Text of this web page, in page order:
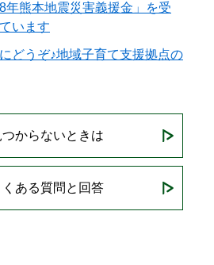
8年熊本地震災害義援金」を受
います
どうぞ♪地域子育て支援拠点の
つからないときは
くある質問と回答